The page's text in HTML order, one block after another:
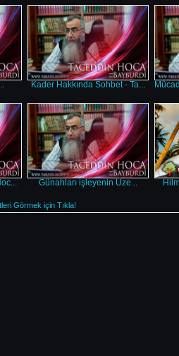
Kader Hakkında Sohbet - Ta...
Günahları işleyenin Üze...
Görmek için Tıkla!